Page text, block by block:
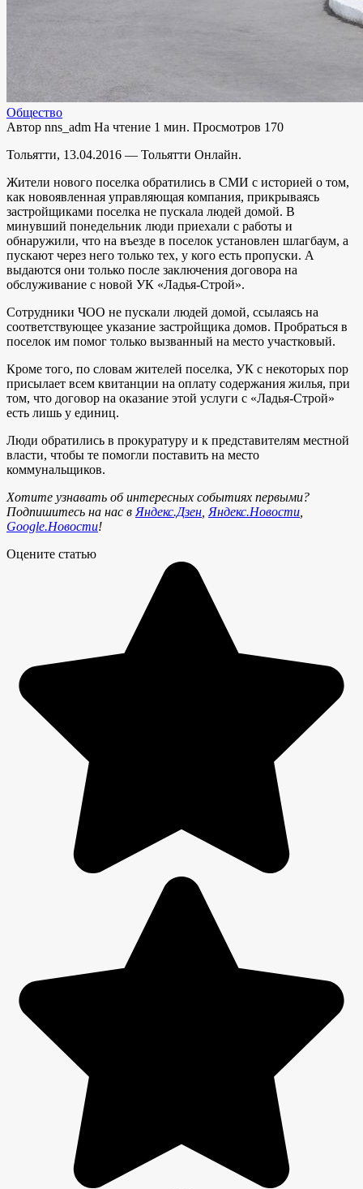
Общество
Автор nns_adm На чтение 1 мин. Просмотров 170
Тольятти, 13.04.2016 — Тольятти Онлайн.
Жители нового поселка обратились в СМИ с историей о том,
как новоявленная управляющая компания, прикрываясь
застройщиками поселка не пускала людей домой. В
минувший понедельник люди приехали с работы и
обнаружили, что на въезде в поселок установлен шлагбаум, а
пускают через него только тех, у кого есть пропуски. А
выдаются они только после заключения договора на
обслуживание с новой УК «Ладья-Строй».
Сотрудники ЧОО не пускали людей домой, ссылаясь на
соответствующее указание застройщика домов. Пробраться в
поселок им помог только вызванный на место участковый.
Кроме того, по словам жителей поселка, УК с некоторых пор
присылает всем квитанции на оплату содержания жилья, при
том, что договор на оказание этой услуги с «Ладья-Строй»
есть лишь у единиц.
Люди обратились в прокуратуру и к представителям местной
власти, чтобы те помогли поставить на место
коммунальщиков.
Хотите узнавать об интересных событиях первыми?
Подпишитесь на нас в Яндекс.Дзен Яндекс.Новости
Google.Новости!
Оцените статью